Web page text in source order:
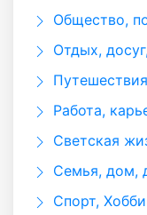
Общество,
Отдых,
Работа,
Светская
Семья, дом,
Спорт, Хобби